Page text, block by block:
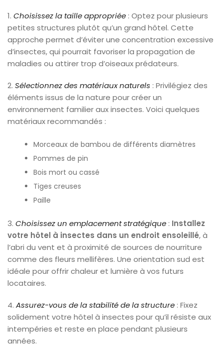
1. Choisissez la taille appropriée : Optez pour plusieurs
petites structures plutôt qu’un grand hôtel. Cette
approche permet d’éviter une concentration excessive
d’insectes, qui pourrait favoriser la propagation de
maladies ou attirer trop d’oiseaux prédateurs.
2. Sélectionnez des matériaux naturels : Privilégiez des
éléments issus de la nature pour créer un
environnement familier aux insectes. Voici quelques
matériaux recommandés :
Morceaux de bambou de différents diamètres
Pommes de pin
Bois mort ou cassé
Tiges creuses
Paille
3. Choisissez un emplacement stratégique : Installez
votre hôtel à insectes dans un endroit ensoleillé, à
l’abri du vent et à proximité de sources de nourriture
comme des fleurs mellifères. Une orientation sud est
idéale pour offrir chaleur et lumière à vos futurs
locataires.
4. Assurez-vous de la stabilité de la structure : Fixez
solidement votre hôtel à insectes pour qu’il résiste aux
intempéries et reste en place pendant plusieurs
années.